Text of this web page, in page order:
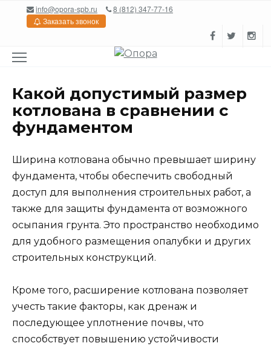
Перейтиinfo@opora-spb.ru
8 (812) 347-77-16
Заказать звонок
Какой допустимый размер
котлована в сравнении с
фундаментом
Ширина котлована обычно превышает ширину
фундамента, чтобы обеспечить свободный
доступ для выполнения строительных работ, а
также для защиты фундамента от возможного
осыпания грунта. Это пространство необходимо
для удобного размещения опалубки и других
строительных конструкций.
Кроме того, расширение котлована позволяет
учесть такие факторы, как дренаж и
последующее уплотнение почвы, что
способствует повышению устойчивости